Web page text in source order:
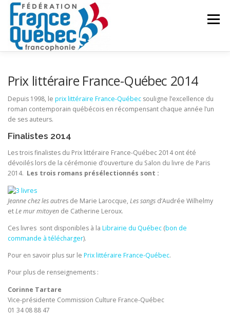
Aller
contenu
Menu
ACTUALITÉS CONGRÈS COMMUN CONTACT
Prix littéraire France-Québec 2014
Depuis 1998, le prix littéraire France-Québec souligne l’excellence du
roman contemporain québécois en récompensant chaque année l’un
de ses auteurs.
Finalistes 2014
Les trois finalistes du Prix littéraire France-Québec 2014 ont été
dévoilés lors de la cérémonie d’ouverture du Salon du livre de Paris
2014. Les trois romans présélectionnés sont :
Jeanne chez les autres de Marie Larocque, Les sangs d’Audrée Wilhelmy
etLe mur mitoyen de Catherine Leroux.
Ces livres sont disponibles à la Librairie du Québec (bon de
commande à télécharger).
Pour en savoir plus sur le Prix littéraire France-Québec.
Pour plus de renseignements :
Corinne Tartare
Vice-présidente Commission Culture France-Québec
01 34 08 88 47